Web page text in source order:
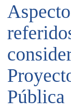
Pública